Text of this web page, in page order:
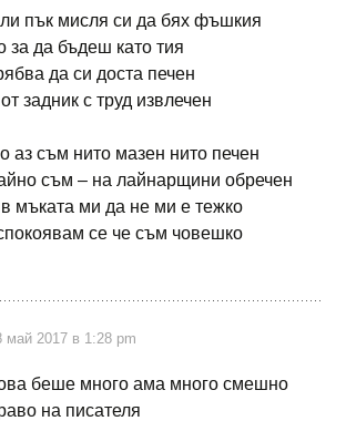
пък мисля си да бях фъшкия
за да бъдеш като тия
да си доста печен
задник с труд извлечен
аз съм нито мазен нито печен
съм – на лайнарщини обречен
мъката ми да не ми е тежко
се че съм човешко
май 2017 в 1:28 pm
беше много ама много смешно
на писателя